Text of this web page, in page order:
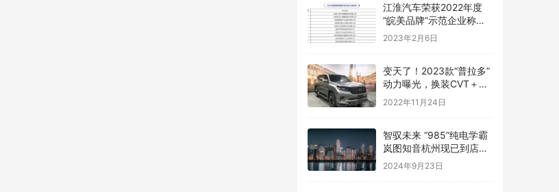
江淮汽车荣获2022年度
“皖美品牌”示范企业称号,
向世界展品牌实力
2023年2月6日
变天了！2023款“普拉多”
动力曝光，换装CVT＋分
时四驱，明年亮相
2022年11月24日
智驭未来 “985”纯电学霸
岚图知音杭州现已到店，
欢迎品鉴！
2024年9月23日